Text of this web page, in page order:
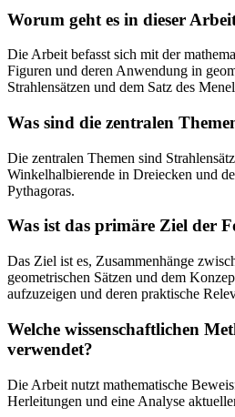
Worum geht es in dieser
Die Arbeit befasst sich mit der
Figuren und deren Anwendung in
Strahlensätzen und dem Satz des
Was sind die zentralen
Die zentralen Themen sind
Winkelhalbierende in Dreiecken und
Pythagoras.
Was ist das primäre Ziel der
Das Ziel ist es, Zusammenhänge
geometrischen Sätzen und dem
aufzuzeigen und deren praktische
Welche wissenschaftlichen
verwendet?
Die Arbeit nutzt mathematische
Herleitungen und eine Analyse